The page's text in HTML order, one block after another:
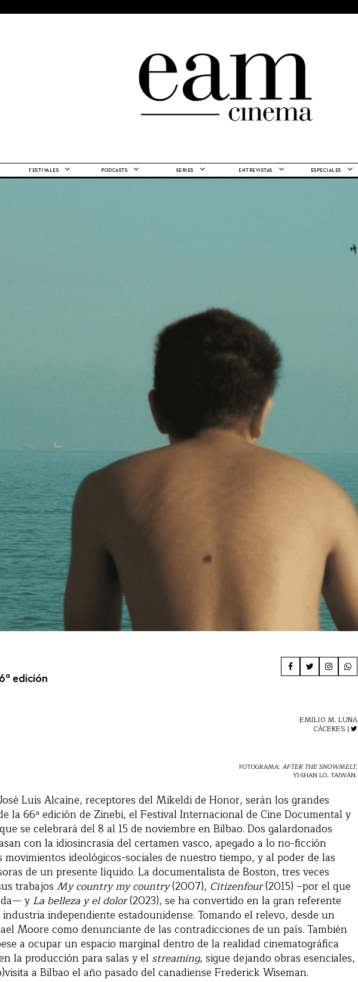
FESTIVALES PODCASTS SERIES ENTREVISTAS ESPECIALES
edición
EMILIO M. LUNA
CÁCERES |
FOTOGRAMA: AFTER THE SNOWMELT,
YI-SHAN LO, TAIWÁN.
Luis Alcaine, receptores del Mikeldi de Honor, serán los grandes
la 66ª edición de Zinebi, el Festival Internacional de Cine Documental y
se celebrará del 8 al 15 de noviembre en Bilbao. Dos galardonados
con la idiosincrasia del certamen vasco, apegado a lo no-ficción
ideológicos-sociales de nuestro tiempo, y al poder de las
de un presente líquido. La documentalista de Boston, tres veces
trabajos My country my country(2007), Citizenfour(2015) –por el que
y La belleza y el dolor(2023), se ha convertido en la gran referente
independiente estadounidense. Tomando el relevo, desde un
Moore como denunciante de las contradicciones de un país. También
a ocupar un espacio marginal dentro de la realidad cinematográfica
la producción para salas y el streaming, sigue dejando obras esenciales,
a Bilbao el año pasado del canadiense Frederick Wiseman.